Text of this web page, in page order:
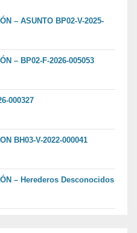
– ASUNTO BP02-V-2025-
– BP02-F-2026-005053
000327
BH03-V-2022-000041
– Herederos Desconocidos